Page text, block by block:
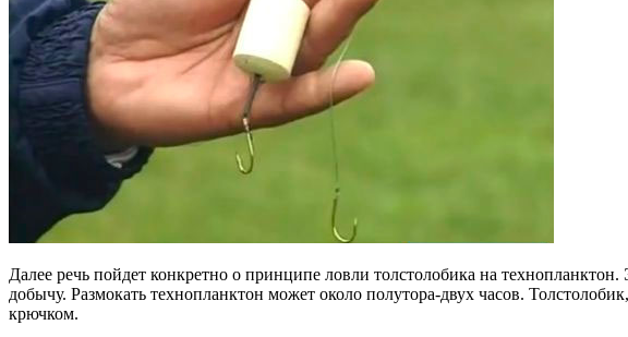
Далее речь пойдет конкретно о принципе ловли толстолобика на
добычу. Размокать технопланктон может около полутора-двух часов.
крючком.